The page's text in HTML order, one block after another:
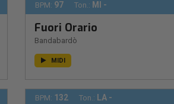
BPM: 97 Ton.: MI -
Fuori Orario
Bandabardò
MIDI
BPM: 132 Ton.: LA -